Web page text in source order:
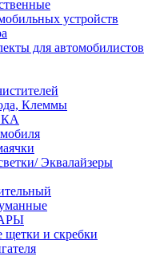
устройств
для автомобилистов
Клеммы
Эквалайзеры
и скребки